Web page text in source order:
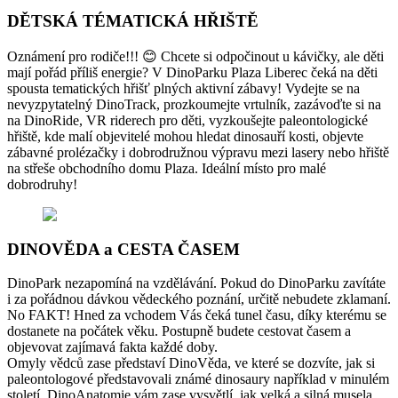
DĚTSKÁ TÉMATICKÁ HŘIŠTĚ
Oznámení pro rodiče!!! 😊 Chcete si odpočinout u kávičky, ale děti
mají pořád příliš energie? V DinoParku Plaza Liberec čeká na děti
spousta tematických hřišť plných aktivní zábavy! Vydejte se na
nevyzpytatelný DinoTrack, prozkoumejte vrtulník, zazávoďte si na
na DinoRide, VR riderech pro děti, vyzkoušejte paleontologické
hřiště, kde malí objevitelé mohou hledat dinosauří kosti, objevte
zábavné prolézačky i dobrodružnou výpravu mezi lasery nebo hřiště
na střeše obchodního domu Plaza. Ideální místo pro malé
dobrodruhy!
DINOVĚDA a CESTA ČASEM
DinoPark nezapomíná na vzdělávání. Pokud do DinoParku zavítáte
i za pořádnou dávkou vědeckého poznání, určitě nebudete zklamaní.
No FAKT! Hned za vchodem Vás čeká tunel času, díky kterému se
dostanete na počátek věku. Postupně budete cestovat časem a
objevovat zajímavá fakta každé doby.
Omyly vědců zase představí DinoVěda, ve které se dozvíte, jak si
paleontologové představovali známé dinosaury například v minulém